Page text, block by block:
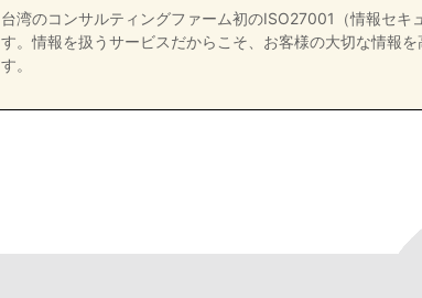
台湾のコンサルティングファーム初のISO27001（情報セキ
す。情報を扱うサービスだからこそ、お客様の大切な情報
す。